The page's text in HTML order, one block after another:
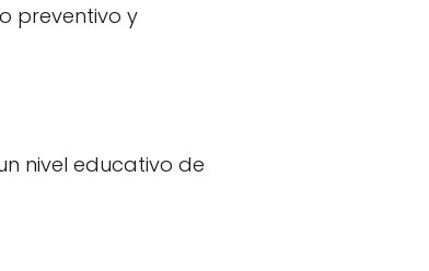
preventivo y
nivel educativo de